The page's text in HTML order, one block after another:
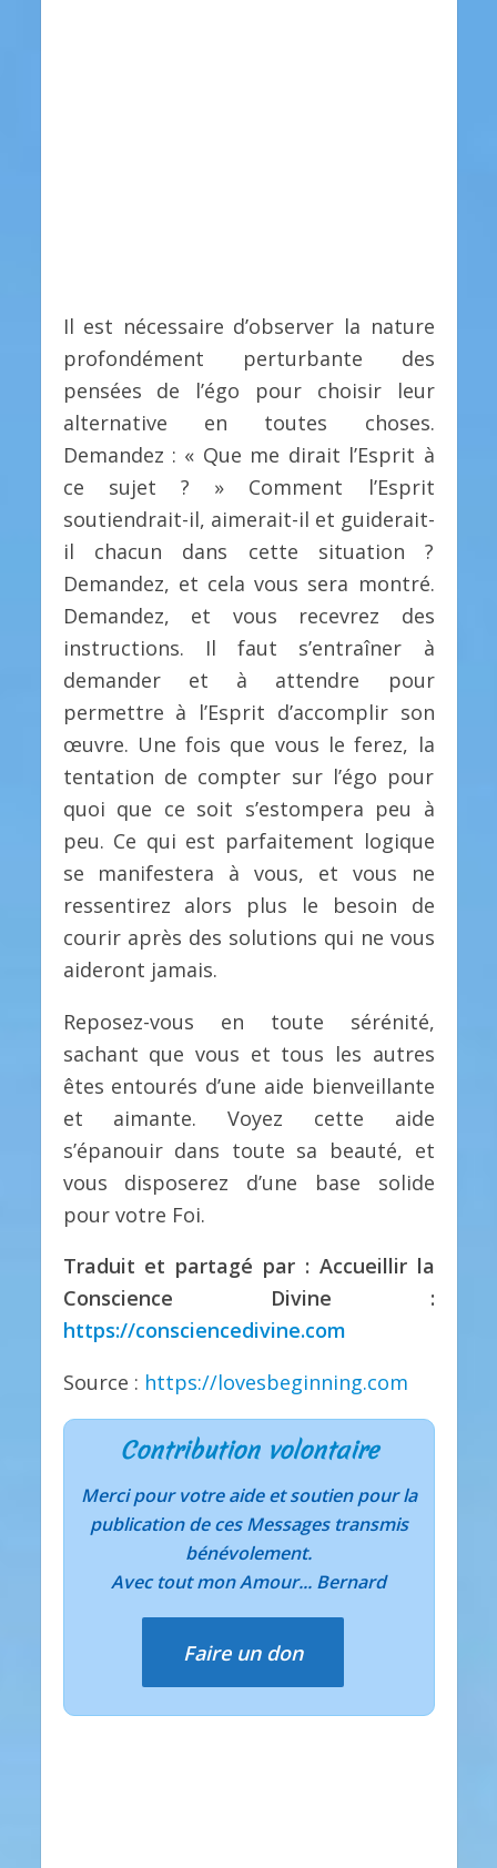
Il est nécessaire d’observer la nature
profondément perturbante des
pensées de l’égo pour choisir leur
alternative en toutes choses.
Demandez : « Que me dirait l’Esprit à
ce sujet ? » Comment l’Esprit
soutiendrait-il, aimerait-il et guiderait-
il chacun dans cette situation ?
Demandez, et cela vous sera montré.
Demandez, et vous recevrez des
instructions. Il faut s’entraîner à
demander et à attendre pour
permettre à l’Esprit d’accomplir son
œuvre. Une fois que vous le ferez, la
tentation de compter sur l’égo pour
quoi que ce soit s’estompera peu à
peu. Ce qui est parfaitement logique
se manifestera à vous, et vous ne
ressentirez alors plus le besoin de
courir après des solutions qui ne vous
aideront jamais.
Reposez-vous en toute sérénité,
sachant que vous et tous les autres
êtes entourés d’une aide bienveillante
et aimante. Voyez cette aide
s’épanouir dans toute sa beauté, et
vous disposerez d’une base solide
pour votre Foi.
Traduit et partagé par : Accueillir la
Conscience Divine :
https://consciencedivine.com
Source : https://lovesbeginning.com
Contribution volontaire
Merci pour votre aide et soutien pour la
publication de ces Messages transmis
bénévolement.
Avec tout mon Amour... Bernard
Faire un don